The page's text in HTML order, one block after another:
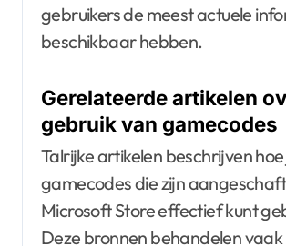
gebruikers de meest actuele
beschikbaar hebben.
Gerelateerde artikelen
gebruik van gamecodes
Talrijke artikelen beschrijven
gamecodes die zijn
Microsoft Store effectief kunt
Deze bronnen behandelen vaak